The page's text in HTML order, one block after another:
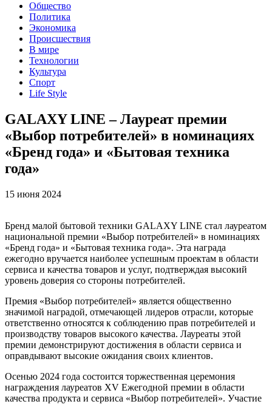
Общество
Политика
Экономика
Происшествия
В мире
Технологии
Культура
Спорт
Life Style
GALAXY LINE – Лауреат премии
«Выбор потребителей» в номинациях
«Бренд года» и «Бытовая техника
года»
15 июня 2024
Бренд малой бытовой техники GALAXY LINE стал лауреатом
национальной премии «Выбор потребителей» в номинациях
«Бренд года» и «Бытовая техника года». Эта награда
ежегодно вручается наиболее успешным проектам в области
сервиса и качества товаров и услуг, подтверждая высокий
уровень доверия со стороны потребителей.
Премия «Выбор потребителей» является общественно
значимой наградой, отмечающей лидеров отрасли, которые
ответственно относятся к соблюдению прав потребителей и
производству товаров высокого качества. Лауреаты этой
премии демонстрируют достижения в области сервиса и
оправдывают высокие ожидания своих клиентов.
Осенью 2024 года состоится торжественная церемония
награждения лауреатов XV Ежегодной премии в области
качества продукта и сервиса «Выбор потребителей». Участие